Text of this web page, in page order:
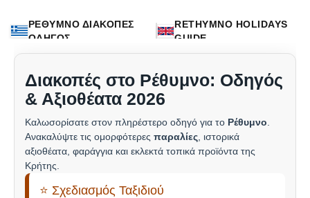
ΡΕΘΥΜΝΟ ΔΙΑΚΟΠΕΣ
ΟΔΗΓΟΣ
RETHYMNO HOLIDAYS
GUIDE
Διακοπές στο Ρέθυμνο: Οδηγός
& Αξιοθέατα 2026
Καλωσορίσατε στον πληρέστερο οδηγό για το Ρέθυμνο
Ανακαλύψτε τις ομορφότερες παραλίες , ιστορικά
αξιοθέατα, φαράγγια και εκλεκτά τοπικά προϊόντα της
Κρήτης.
⭐ Σχεδιασμός Ταξιδιού